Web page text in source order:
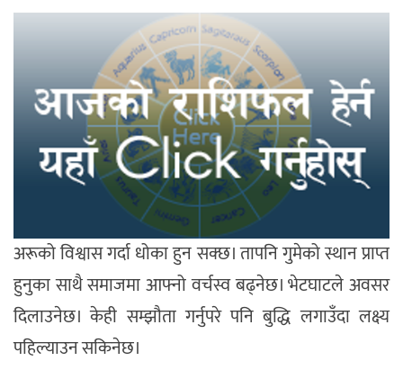
अरूको विश्वास गर्दा धोका हुन सक्छ। तापनि गुमेको स्थान प्राप्त
हुनुका साथै समाजमा आफ्नो वर्चस्व बढ्नेछ। भेटघाटले अवसर
दिलाउनेछ। केही सम्झौता गर्नुपरे पनि बुद्धि लगाउँदा लक्ष्य
पहिल्याउन सकिनेछ।